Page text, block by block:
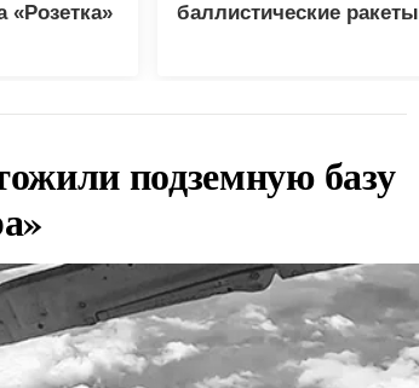
«Розетка»
баллистические ракеты
подземную базу